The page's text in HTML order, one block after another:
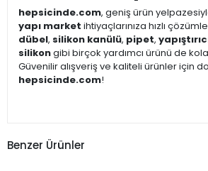
hepsicinde.com, geniş ürün
yapı market ihtiyaçlarınıza hızlı
dübel, silikon kanülü, pipet,
silikongibi birçok yardımcı ürünü de
Güvenilir alışveriş ve kaliteli ürünler için
hepsicinde.com!
Benzer Ürünler